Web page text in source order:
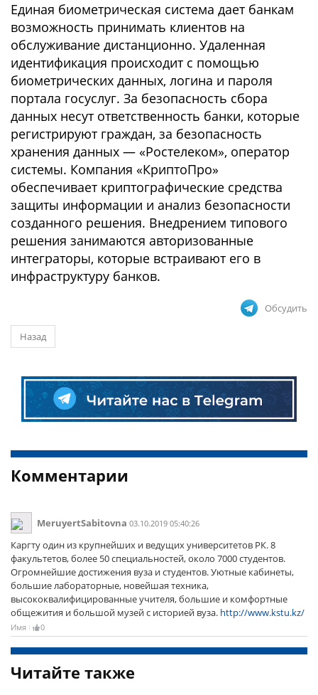
Единая биометрическая система дает банкам
возможность принимать клиентов на
обслуживание дистанционно. Удаленная
идентификация происходит с помощью
биометрических данных, логина и пароля
портала госуслуг. За безопасность сбора
данных несут ответственность банки, которые
регистрируют граждан, за безопасность
хранения данных — «Ростелеком», оператор
системы. Компания «КриптоПро»
обеспечивает криптографические средства
защиты информации и анализ безопасности
созданного решения. Внедрением типового
решения занимаются авторизованные
интеграторы, которые встраивают его в
инфраструктуру банков.
Обсудить
Назад
Комментарии
MeruyertSabitovna 03.10.2019 05:40:26
Каргту один из крупнейших и ведущих университетов РК. 8
факультетов, более 50 специальностей, около 7000 студентов.
Огромнейшие достижения вуза и студентов. Уютные кабинеты,
большие лабораторные, новейшая техника,
высококвалифицированные учителя, большие и комфортные
общежития и большой музей с историей вуза. http://www.kstu.kz/
Имя 0
Читайте также